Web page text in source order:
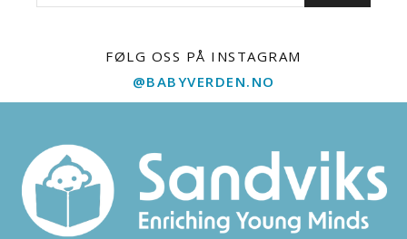
FØLG OSS PÅ INSTAGRAM
@BABYVERDEN.NO